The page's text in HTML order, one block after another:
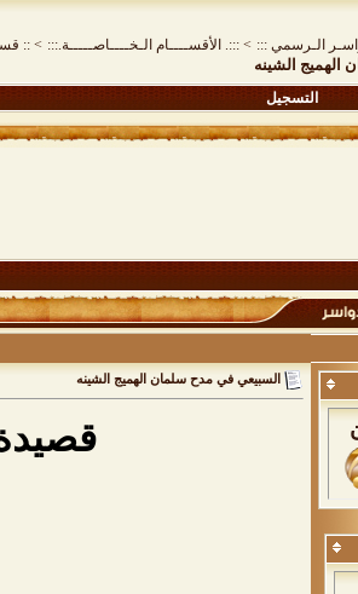
الـرسمي ::: > :::. الأقســــام الـخــــاصـــــة.::: >
::
الهميج الشينه
التسجيل
السبيعي في مدح سلمان الهميج الشينه